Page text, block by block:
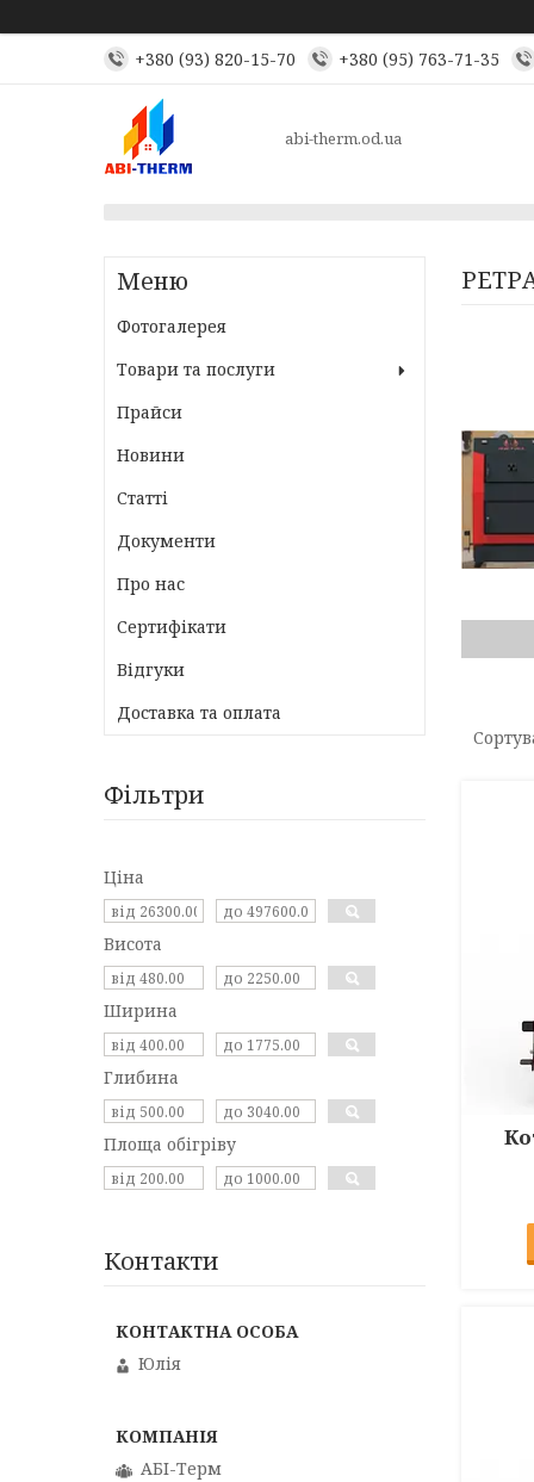
+380 (93) 820-15-70 +380 (95) 763-71-35
abi-therm.od.ua
Фотогалерея
Товари та послуги
Прайси
Новини
Статті
Документи
Про нас
Сертифікати
Відгуки
Доставка та оплата
Фільтри
Ціна
Висота
Ширина
Глибина
Площа обігріву
Контакти
Юлія
АБІ-Терм